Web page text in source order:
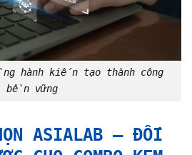
hành kiến tạo thành công
bền vững
ASIALAB – ĐỐI